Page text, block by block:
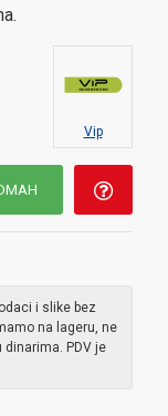
Vip
i slike bez
na lageru, ne
PDV je